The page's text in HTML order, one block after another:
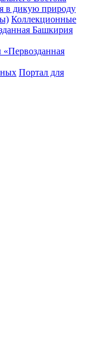
в дикую природу
Коллекционные
Башкирия
Портал для